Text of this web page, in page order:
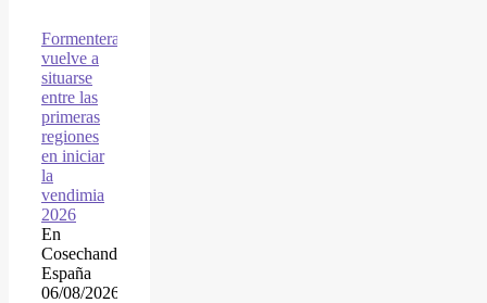
Formentera
vuelve a
situarse
entre las
primeras
regiones
en iniciar
la
vendimia
2026
En
Cosechando
España
06/08/2026